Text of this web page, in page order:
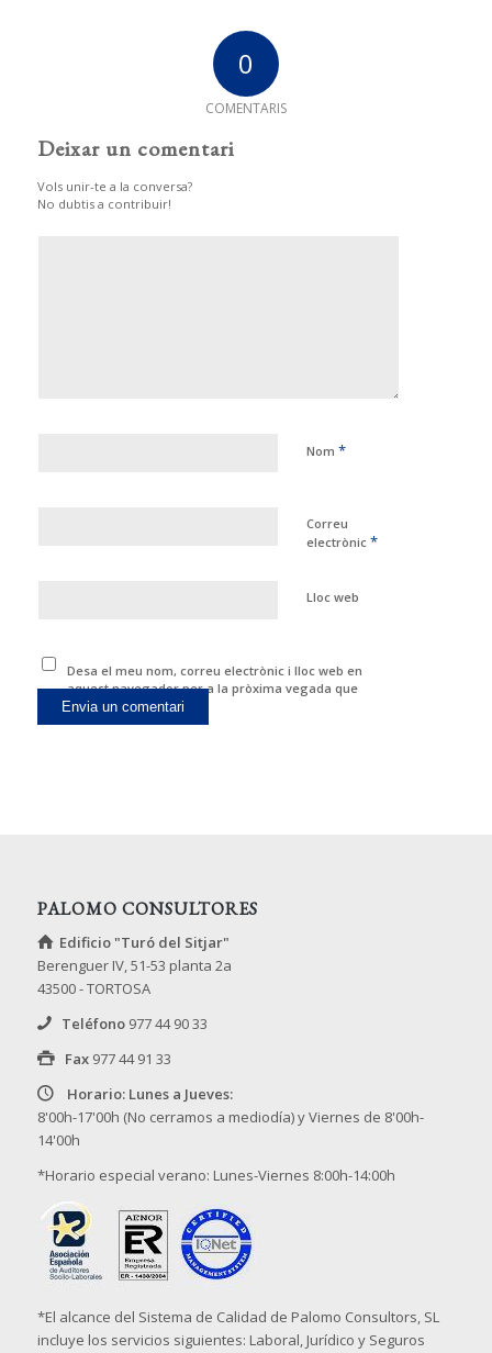
0
COMENTARIS
Deixar un comentari
Vols unir-te a la conversa?
No dubtis a contribuir!
Nom *
Correu
electrònic *
Lloc web
Desa el meu nom, correu electrònic i lloc web en
aquest navegador per a la pròxima vegada que
comenti.
PALOMO CONSULTORES
Edificio "Turó del Sitjar"
Berenguer IV, 51-53 planta 2a
43500 - TORTOSA
Teléfono 977 44 90 33
Fax 977 44 91 33
Horario: Lunes a Jueves:
8'00h-17'00h (No cerramos a mediodía) y Viernes de 8'00h-
14'00h
*Horario especial verano: Lunes-Viernes 8:00h-14:00h
*El alcance del Sistema de Calidad de Palomo Consultors, SL
incluye los servicios siguientes: Laboral, Jurídico y Seguros